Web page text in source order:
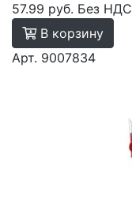
57.99 руб. Без НДС
В корзину
Арт. 9007834